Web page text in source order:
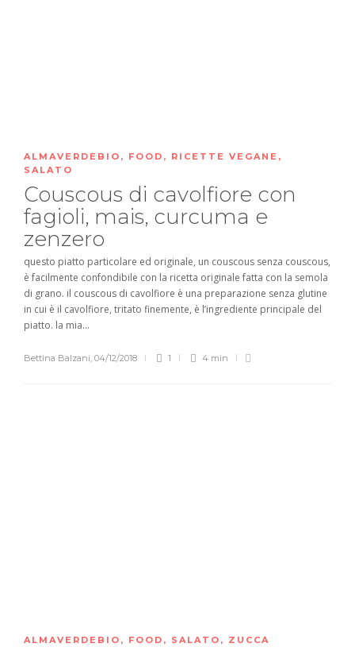
ALMAVERDEBIO , FOOD , RICETTE VEGANE ,
SALATO
Couscous di cavolfiore con
fagioli, mais, curcuma e
zenzero
questo piatto particolare ed originale, un couscous senza couscous,
è facilmente confondibile con la ricetta originale fatta con la semola
di grano. il couscous di cavolfiore è una preparazione senza glutine
in cui è il cavolfiore, tritato finemente, è l’ingrediente principale del
piatto. la mia...
Bettina Balzani, 04/12/2018 1 4 min
ALMAVERDEBIO , FOOD , SALATO , ZUCCA